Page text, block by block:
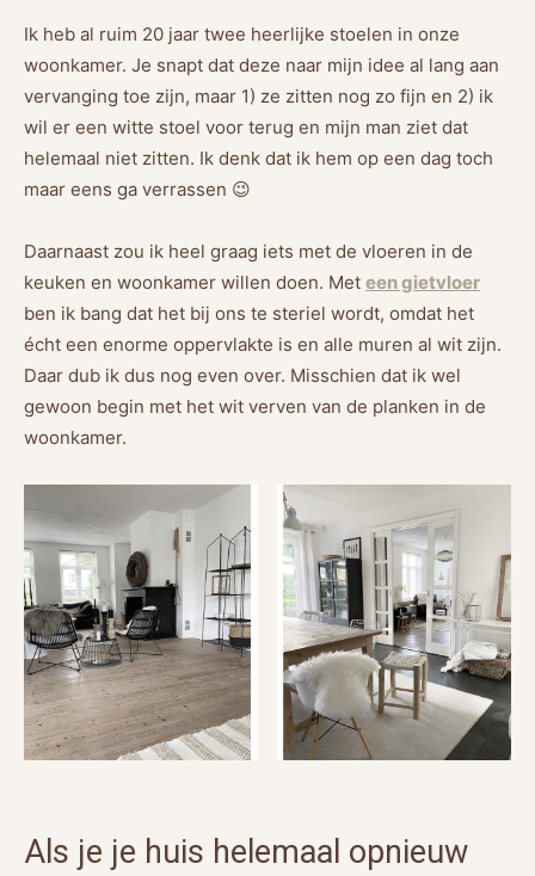
Ik heb al ruim 20 jaar twee heerlijke stoelen in onze
woonkamer. Je snapt dat deze naar mijn idee al lang aan
vervanging toe zijn, maar 1) ze zitten nog zo fijn en 2) ik
wil er een witte stoel voor terug en mijn man ziet dat
helemaal niet zitten. Ik denk dat ik hem op een dag toch
maar eens ga verrassen 😉
Daarnaast zou ik heel graag iets met de vloeren in de
keuken en woonkamer willen doen. Met een gietvloer
ben ik bang dat het bij ons te steriel wordt, omdat het
écht een enorme oppervlakte is en alle muren al wit zijn.
Daar dub ik dus nog even over. Misschien dat ik wel
gewoon begin met het wit verven van de planken in de
woonkamer.
Als je je huis helemaal opnieuw